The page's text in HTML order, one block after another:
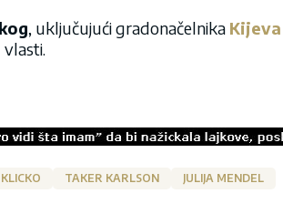
, uključujući gradonačelnika Kijeva
TAKER KARLSON JULIJA MENDEL